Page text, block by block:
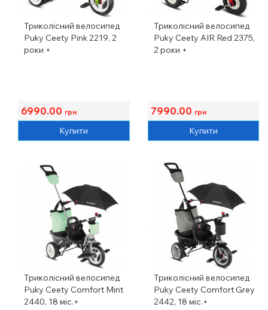
Триколісний велосипед
Puky Ceety Pink 2219, 2
роки +
6990.00 грн
Купити
Триколісний велосипед
Puky Ceety AIR Red 2375,
2 роки +
7990.00 грн
Купити
Триколісний велосипед
Puky Ceety Comfort Mint
2440, 18 міс.+
Триколісний велосипед
Puky Ceety Comfort Grey
2442, 18 міс.+